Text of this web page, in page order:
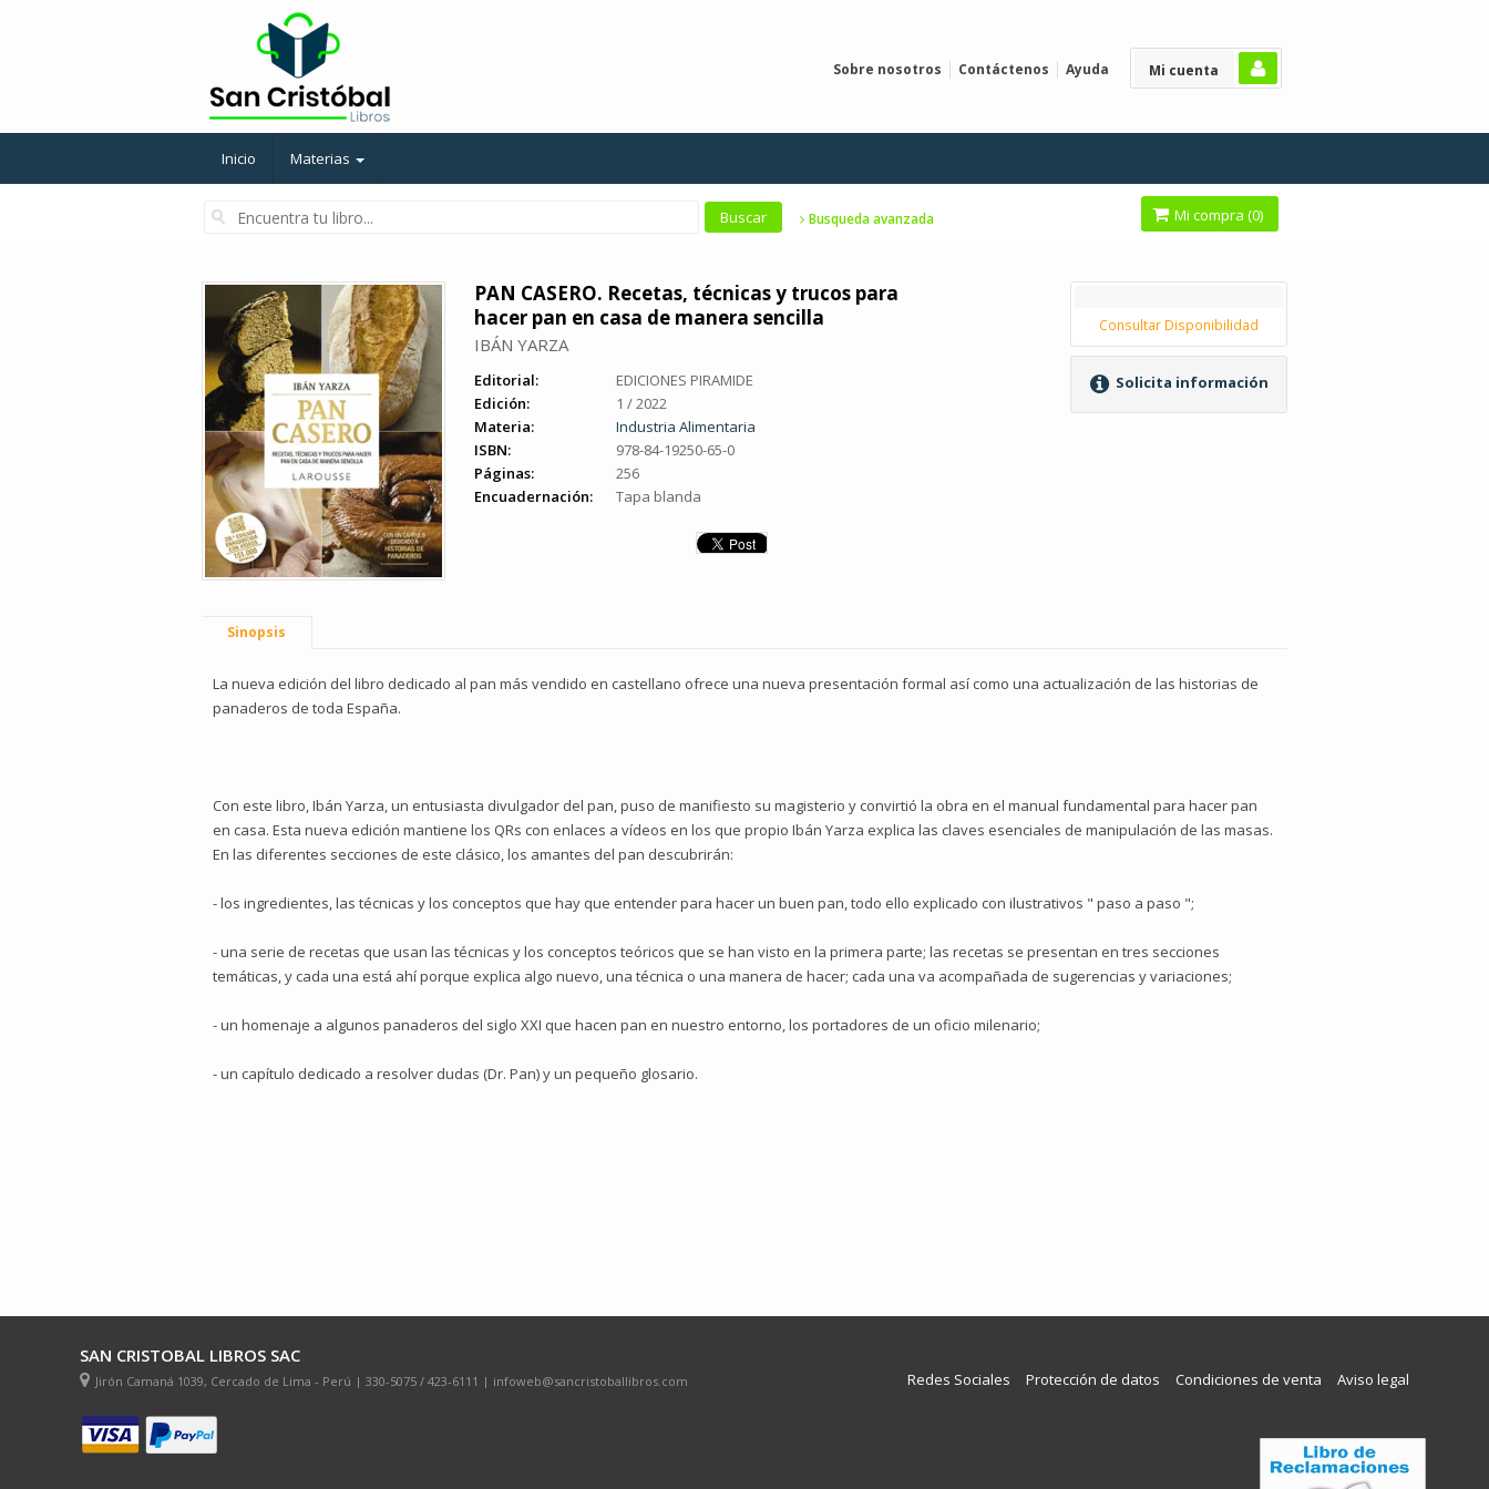
Mi cuenta
Sobre nosotros Contáctenos Ayuda
Inicio Materias
Busqueda avanzada Mi compra (0)
PAN CASERO. Recetas, técnicas y trucos para
hacer pan en casa de manera sencilla
IBÁN YARZA
Editorial:
EDICIONES PIRAMIDE
Edición:
1 / 2022
Materia:
Industria Alimentaria
ISBN:
978-84-19250-65-0
Páginas:
256
Encuadernación:
Tapa blanda
Consultar Disponibilidad
Solicita información
Sinopsis
La nueva edición del libro dedicado al pan más vendido en castellano ofrece una nueva presentación formal así como una actualización de las historias de
panaderos de toda España.
Con este libro, Ibán Yarza, un entusiasta divulgador del pan, puso de manifiesto su magisterio y convirtió la obra en el manual fundamental para hacer pan
en casa. Esta nueva edición mantiene los QRs con enlaces a vídeos en los que propio Ibán Yarza explica las claves esenciales de manipulación de las masas.
En las diferentes secciones de este clásico, los amantes del pan descubrirán:
- los ingredientes, las técnicas y los conceptos que hay que entender para hacer un buen pan, todo ello explicado con ilustrativos " paso a paso ";
- una serie de recetas que usan las técnicas y los conceptos teóricos que se han visto en la primera parte; las recetas se presentan en tres secciones
temáticas, y cada una está ahí porque explica algo nuevo, una técnica o una manera de hacer; cada una va acompañada de sugerencias y variaciones;
- un homenaje a algunos panaderos del siglo XXI que hacen pan en nuestro entorno, los portadores de un oficio milenario;
- un capítulo dedicado a resolver dudas (Dr. Pan) y un pequeño glosario.
Aviso legal
Condiciones de venta
Protección de datos
Redes Sociales
SAN CRISTOBAL LIBROS SAC
Jirón Camaná 1039, Cercado de Lima - Perú | 330-5075 / 423-6111 | infoweb@sancristoballibros.com